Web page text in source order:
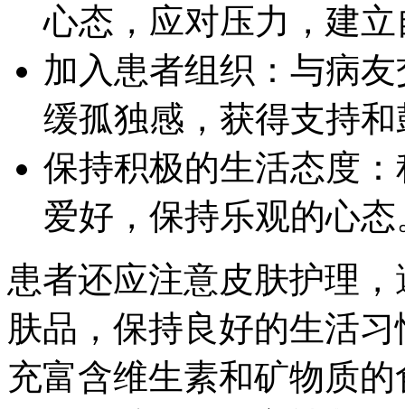
心态，应对压力，建
加入患者组织：与病
缓孤独感，获得支持
保持积极的生活态度
爱好，保持乐观的心态
患者还应注意皮肤护理
肤品，保持良好的生活
充富含维生素和矿物质